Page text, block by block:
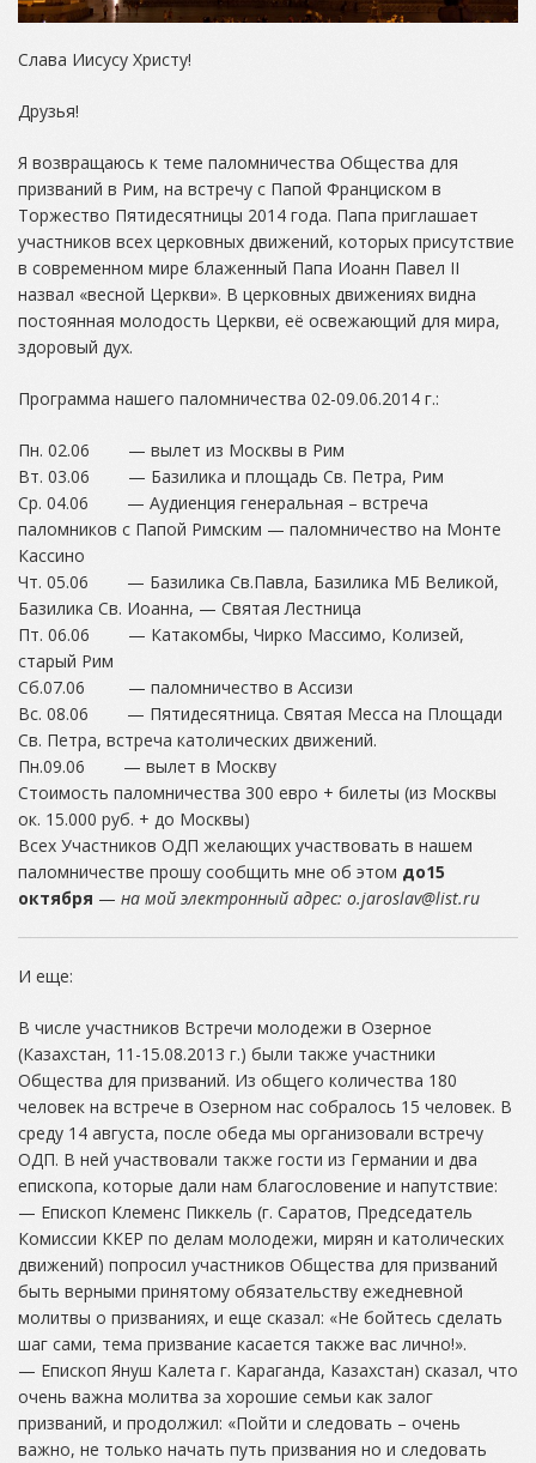
Слава Иисусу Христу!
Друзья!
Я возвращаюсь к теме паломничества Общества для
призваний в Рим, на встречу с Папой Франциском в
Торжество Пятидесятницы 2014 года. Папа приглашает
участников всех церковных движений, которых присутствие
в современном мире блаженный Папа Иоанн Павел II
назвал «весной Церкви». В церковных движениях видна
постоянная молодость Церкви, её освежающий для мира,
здоровый дух.
Программа нашего паломничества 02-09.06.2014 г.:
Пн. 02.06 — вылет из Москвы в Рим
Вт. 03.06 — Базилика и площадь Св. Петра, Рим
Ср. 04.06 — Аудиенция генеральная – встреча
паломников с Папой Римским — паломничество на Монте
Кассино
Чт. 05.06 — Базилика Св.Павла, Базилика МБ Великой,
Базилика Св. Иоанна, — Святая Леcтница
Пт. 06.06 — Катакомбы, Чирко Массимо, Колизей,
старый Рим
Сб.07.06 — паломничество в Ассизи
Вс. 08.06 — Пятидесятница. Святая Месса на Площади
Св. Петра, встреча католических движений.
Пн.09.06 — вылет в Москву
Стоимость паломничества 300 евро + билеты (из Москвы
ок. 15.000 руб. + до Москвы)
Всех Участников ОДП желающих участвовать в нашем
паломничестве прошу сообщить мне об этом до15
октября — на мой электронный адрес: o.jaroslav@list.ru
И еще:
В числе участников Встречи молодежи в Озерное
(Казахстан, 11-15.08.2013 г.) были также участники
Общества для призваний. Из общего количества 180
человек на встрече в Озерном нас собралось 15 человек. В
среду 14 августа, после обеда мы организовали встречу
ОДП. В ней участвовали также гости из Германии и два
епископа, которые дали нам благословение и напутствие:
— Епископ Клеменс Пиккель (г. Саратов, Председатель
Комиссии ККЕР по делам молодежи, мирян и католических
движений) попросил участников Общества для призваний
быть верными принятому обязательству ежедневной
молитвы о призваниях, и еще сказал: «Не бойтесь сделать
шаг сами, тема призвание касается также вас лично!».
— Епископ Януш Калета г. Караганда, Казахстан) сказал, что
очень важна молитва за хорошие семьи как залог
призваний, и продолжил: «Пойти и следовать – очень
важно, не только начать путь призвания но и следовать